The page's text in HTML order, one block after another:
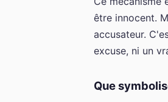
être innocent.
accusateur.
excuse, ni un
Que